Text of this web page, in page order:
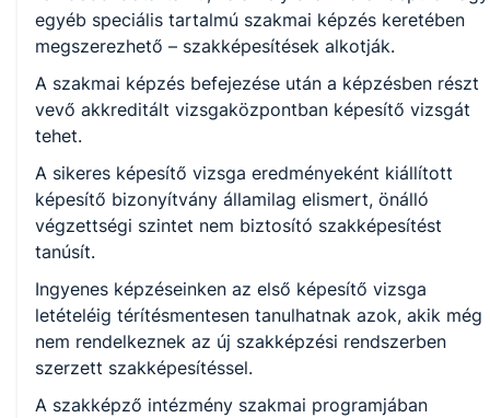
egyéb speciális tartalmú szakmai képzés keretében
megszerezhető – szakképesítések alkotják.
A szakmai képzés befejezése után a képzésben részt
vevő akkreditált vizsgaközpontban képesítő vizsgát
tehet.
A sikeres képesítő vizsga eredményeként kiállított
képesítő bizonyítvány államilag elismert, önálló
végzettségi szintet nem biztosító szakképesítést
tanúsít.
Ingyenes képzéseinken az első képesítő vizsga
letételéig térítésmentesen tanulhatnak azok, akik még
nem rendelkeznek az új szakképzési rendszerben
szerzett szakképesítéssel.
A szakképző intézmény szakmai programjában